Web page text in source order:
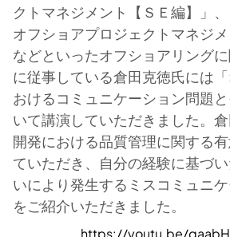
クトマネジメント【ＳＥ編】」
オフショアプロジェクトマネジメ
などといったオフショアリング
に従事している倉田克徳氏には
おけるコミュニケーション問題
いて講演していただきました。
開発における品質管理に関する
ていただき、自分の経験に基づ
いにより発生するミスコミュニ
をご紹介いただきました。
https://youtu.be/